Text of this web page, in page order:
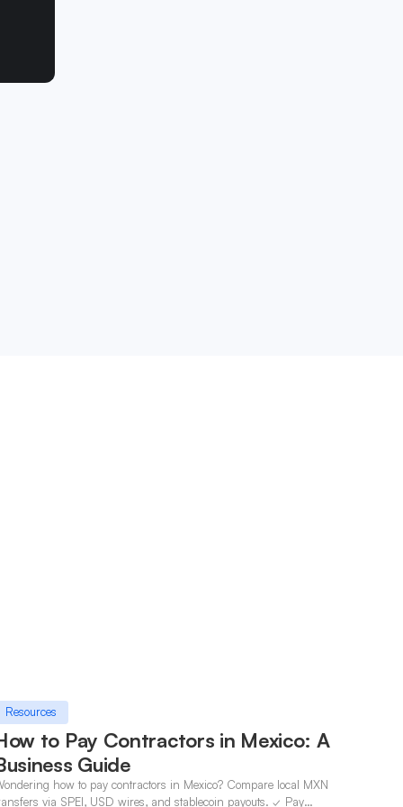
Resources
to Pay Contractors in Mexico: A
Guide
how to pay contractors in Mexico? Compare local MXN
via SPEI, USD wires, and stablecoin payouts. ✓ Pay